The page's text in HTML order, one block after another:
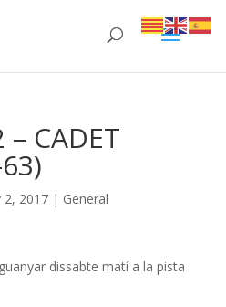
– CADET
2, 2017| General
dissabte matí a la pista